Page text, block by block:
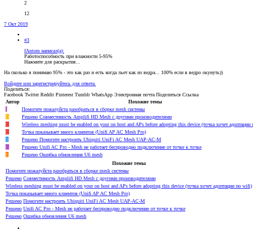
2
12
7 Окт 2019
#3
fAntom написал(а):
Работоспособность при влажности 5-95%
Нажмите для раскрытия...
На сколько я понимаю 95% - это как раз и есть когда льет как из ведра... 100% если в ведро окунуть))
Войдите или зарегистрируйтесь для ответа.
Поделиться:
Facebook Twitter Reddit Pinterest Tumblr WhatsApp Электронная почта Поделиться Ссылка
Автор
Похожие темы
I
Помогите пожалуйста разобраться в сборке mesh системы
D
Решено Совместимость Amplifi HD Mesh c другими производителями
C
Wireless meshing must be enabled on your on host and APs before adopting this device (точка хочет
C
Точка показывает много клиентов (Unifi AP AC Mesh Pro)
S
Решено Помогите настроить Ubiquiti UniFi AC Mesh UAP-AC-M
G
Решено Unifi AC Pro - Mesh не работает беспроводно подключение от точке к точке
E
Решено Ошибка обновления U6 mesh
Похожие темы
Помогите пожалуйста разобраться в сборке mesh системы
Решено Совместимость Amplifi HD Mesh c другими производителями
Wireless meshing must be enabled on your on host and APs before adopting this device (точка хочет адоптации по wifi)
Точка показывает много клиентов (Unifi AP AC Mesh Pro)
Решено Помогите настроить Ubiquiti UniFi AC Mesh UAP-AC-M
Решено Unifi AC Pro - Mesh не работает беспроводно подключение от точке к точке
Решено Ошибка обновления U6 mesh